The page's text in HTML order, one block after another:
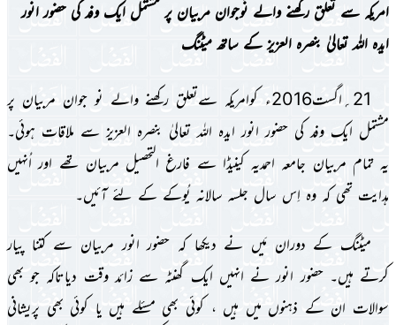
امرىکہ سے تعلق رکھنے والے نَوجوان مربىان پر مشتمل اىک وفد کى حضور انور
اىدہ اللہ تعالىٰ بنصرہ العزىز کے ساتھ مىٹنگ
21؍اگست2016ء کوامرىکہ سےتعلق رکھنے والے نو جوان مربىان پر
مشتمل اىک وفد کى حضور انور اىدہ اللہ تعالىٰ بنصرہ العزىز سے ملاقات ہوئى۔
ىہ تمام مربىان جامعہ احمدىہ کىنىڈا سے فارغ التحصىل مربىان تھے اور اُنہىں
ہداىت تھى کہ وہ اِس سال جلسہ سالانہ ىُوکے کے لئے آئىں۔
مىٹنگ کے دوران مَىں نے دىکھا کہ حضور انور مربىان سے کتنا پىار
کرتے ہىں۔ حضور انور نے انہىں اىک گھنٹہ سے زائد وقت دىاتاکہ جو بھى
سوالات ان کے ذہنوں مىں ہىں ، کوئى بھى مسئلے ہىں ىا کوئى بھى پرىشانى